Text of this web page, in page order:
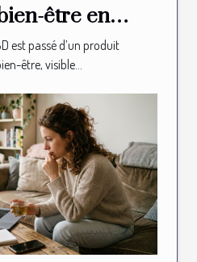
être en
?
est passé d’un produit
être, visible...